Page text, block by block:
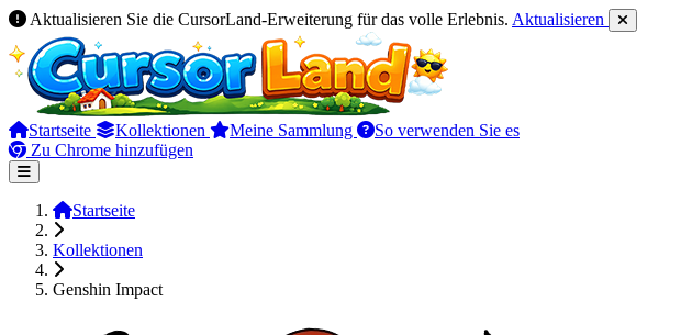
Aktualisieren Sie die CursorLand-Erweiterung für das volle Erlebnis. Aktualisieren
Startseite Kollektionen Meine Sammlung
So verwenden Sie es
Zu Chrome hinzufügen
Startseite
Kollektionen
Genshin Impact